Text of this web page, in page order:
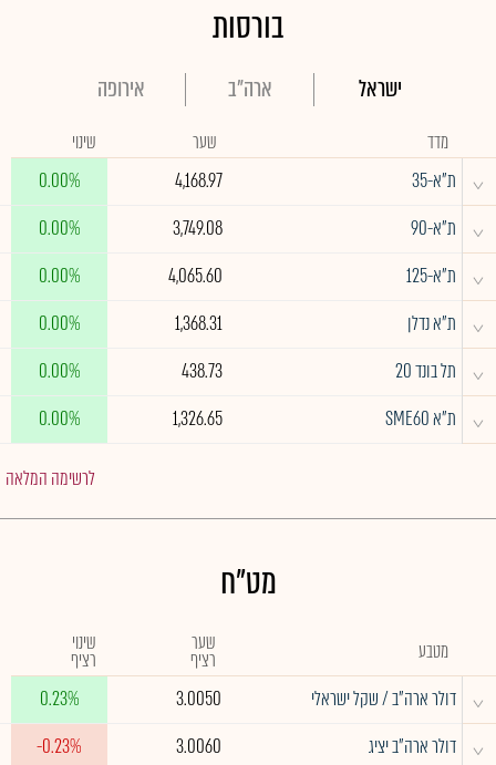
בורסות
ישראל ארה"ב אירופה
מדד שער שינוי
^ ת"א-35 4,168.97
0.00%
^ ת"א-90 3,749.08
0.00%
^ ת"א-125 4,065.60
0.00%
^ ת"א נדלן 1,368.31
0.00%
^ תל בונד 20 438.73
0.00%
^ ת"א SME60 1,326.65
0.00%
לרשימה המלאה
מט"ח
מטבע שער
רציף
שינוי
רציף
^ דולר ארה"ב / שקל ישראלי 3.0050
0.23%
^ דולר ארה"ב יציג 3.0060
-0.23%